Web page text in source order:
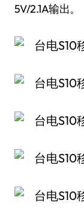
5V/2.1A输出。